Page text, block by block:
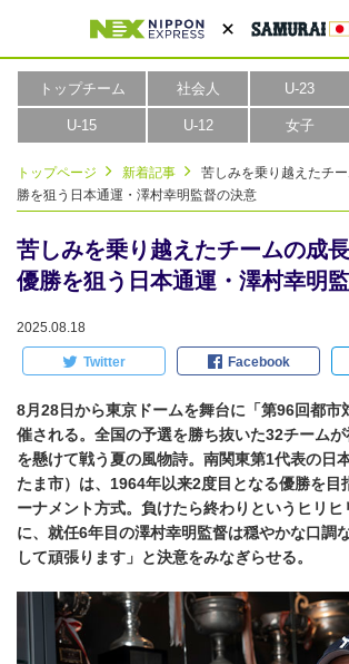
トップチーム 社会人 U-23
U-15 U-12 女子
トップページ 新着記事
苦しみを乗り越えたチ
勝を狙う日本通運・澤村幸明監督の決意
苦しみを乗り越えたチームの成
優勝を狙う日本通運・澤村幸明
2025.08.18
Twitter Facebook
8月28日から東京ドームを舞台に「第96回都市
催される。全国の予選を勝ち抜いた32チーム
を懸けて戦う夏の風物詩。南関東第1代表の日
たま市）は、1964年以来2度目となる優勝を目
ーナメント方式。負けたら終わりというヒリヒ
に、就任6年目の澤村幸明監督は穏やかな口調
して頑張ります」と決意をみなぎらせる。